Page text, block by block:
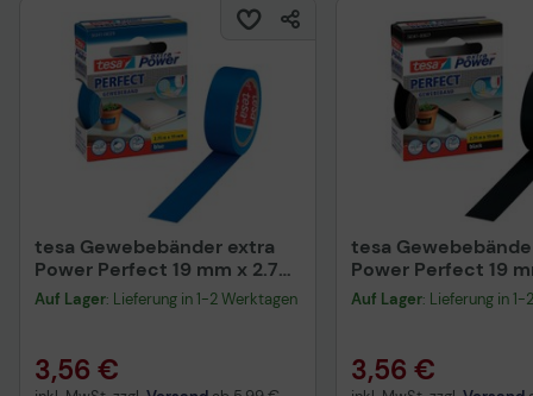
tesa Gewebebänder extra
Power Perfect 19 mm x 2.75
m blau
Auf Lager: Lieferung in 1-2 Werktagen
3,56 €
tesa
Power Perfect 19
m schwarz
Auf Lager: Lieferung in
3,56 €